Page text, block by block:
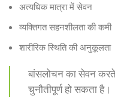
अत्यधिक मात्रा में सेवन
व्यक्तिगत सहनशीलता की कमी
शारीरिक स्थिति की अनुकूलता
बांसलोचन का सेवन करते
चुनौतीपूर्ण हो सकता है।